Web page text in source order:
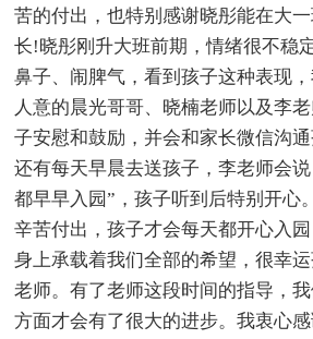
苦的付出，也特别感谢晓彤能在大
长!晓彤刚升大班前期，情绪很不稳
鼻子、闹脾气，看到孩子这种表现
人意的晨光哥哥、晓楠老师以及李
子安慰和鼓励，并会和家长微信沟通
还有每天早晨去送孩子，李老师会
都早早入园”，孩子听到后特别开心
辛苦付出，孩子才会每天都开心入
身上承载着我们全部的希望，很幸
老师。有了老师这段时间的指导，
方面才会有了很大的进步。我衷心感